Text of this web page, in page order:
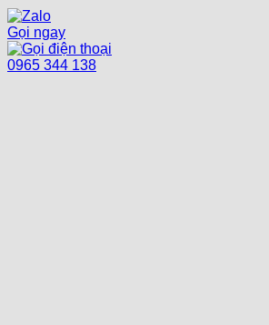
Gọi ngay
0965 344 138